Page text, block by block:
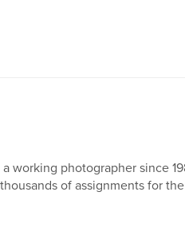
a working photographer since
of assignments for